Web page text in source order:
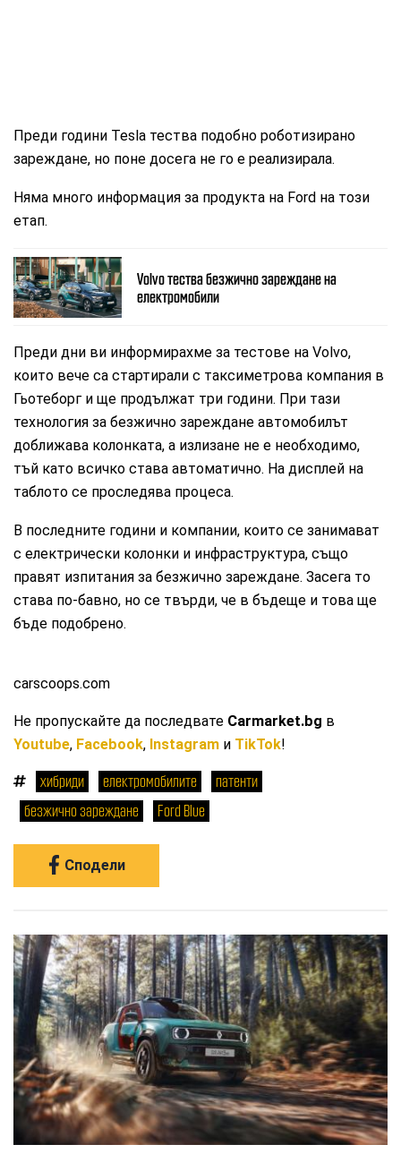
Преди години Tesla тества подобно роботизирано
зареждане, но поне досега не го е реализирала.
Няма много информация за продукта на Ford на този
етап.
Volvo тества безжично зареждане на
електромобили
Преди дни ви информирахме за тестове на Volvo,
които вече са стартирали с таксиметрова компания в
Гьотеборг и ще продължат три години. При тази
технология за безжично зареждане автомобилът
доближава колонката, а излизане не е необходимо,
тъй като всичко става автоматично. На дисплей на
таблото се проследява процеса.
В последните години и компании, които се занимават
с електрически колонки и инфраструктура, също
правят изпитания за безжично зареждане. Засега то
става по-бавно, но се твърди, че в бъдеще и това ще
бъде подобрено.
carscoops.com
Не пропускайте да последвате Carmarket.bg в
Youtube, Facebook, Instagram и TikTok!
хибриди електромобилите
патенти
безжично зареждане
Ford Blue
Сподели